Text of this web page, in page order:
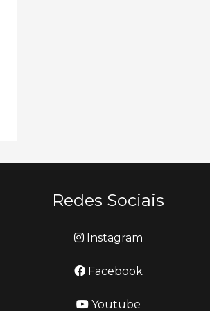
Redes Sociais
Instagram
Facebook
Youtube